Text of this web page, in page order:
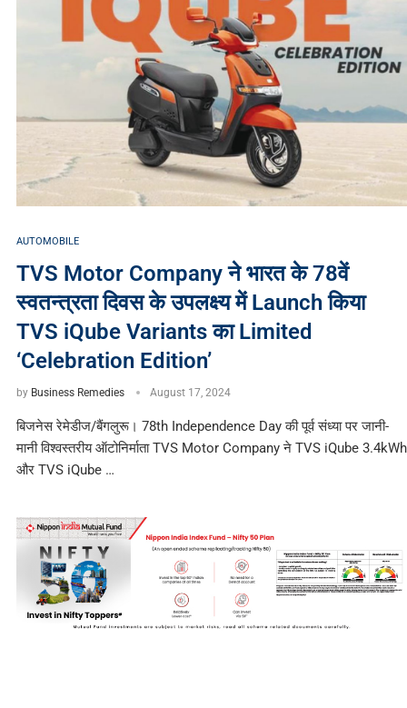
AUTOMOBILE
TVS Motor Company ने भारत के 78वें
स्वतन्त्रता दिवस के उपलक्ष्य में Launch किया
TVS iQube Variants का Limited
‘Celebration Edition’
by Business Remedies August 17, 2024
बिजनेस रेमेडीज/बैंगलुरू। 78th Independence Day की पूर्व संध्या पर जानी-
मानी विश्वस्तरीय ऑटोनिर्माता TVS Motor Company ने TVS iQube 3.4kWh
और TVS iQube …